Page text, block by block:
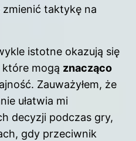
zmienić taktykę na
istotne okazują się
mogą znacząco
Zauważyłem, że
ułatwia mi
decyzji podczas gry,
gdy przeciwnik